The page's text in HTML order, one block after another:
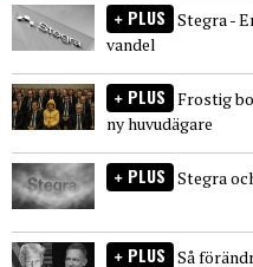
PLUS Stegra -
vandel
PLUS Frostig
ny huvudägare
PLUS Stegra
PLUS Så